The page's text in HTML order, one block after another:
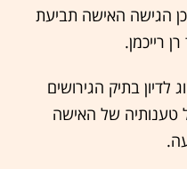
הגישה האישה תביעת
רייכמן.
הזוג לדיון בתיק הגירושים
טענותיה של האישה